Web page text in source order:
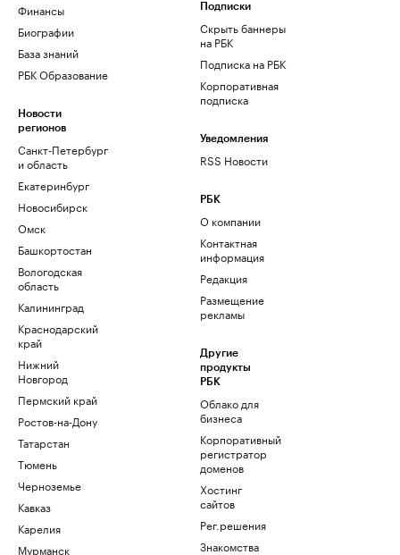
Финансы
Биографии
База знаний
РБК Образование
Новости
регионов
Санкт-Петербург
и область
Екатеринбург
Новосибирск
Омск
Башкортостан
Вологодская
область
Калининград
Краснодарский
край
Нижний
Новгород
Пермский край
Ростов-на-Дону
Татарстан
Тюмень
Черноземье
Кавказ
Карелия
Мурманск
Подписки
Скрыть баннеры
на РБК
Подписка на РБК
Корпоративная
подписка
Уведомления
RSS Новости
РБК
О компании
Контактная
информация
Редакция
Размещение
рекламы
Другие
продукты
РБК
Облако для
бизнеса
Корпоративный
регистратор
доменов
Хостинг
сайтов
Рег.решения
Знакомства